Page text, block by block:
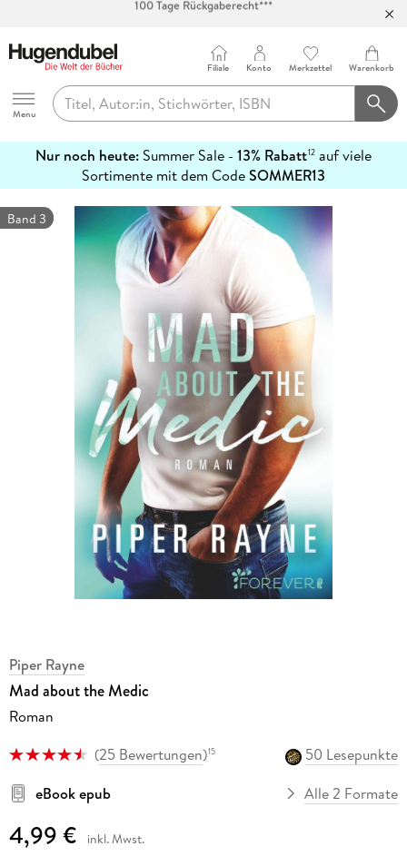
Abholung in über 100 Filialen
Hugendubel
Menu
Filiale Konto Merkzettel Warenkorb
Nur noch heute: Summer Sale - 13% Rabatt12 auf viele
Sortimente mit dem CodeSOMMER13
erfahren
Band 3
Piper Rayne
Mad about the Medic
Roman
(25 Bewertungen)15
50 Lesepunkte
eBook epub
Alle 2 Formate
4,99 € inkl. Mwst.